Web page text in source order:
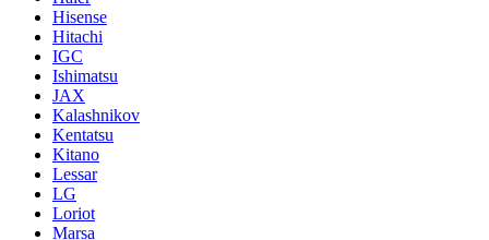
Hisense
Hitachi
IGC
Ishimatsu
JAX
Kalashnikov
Kentatsu
Kitano
Lessar
LG
Loriot
Marsa